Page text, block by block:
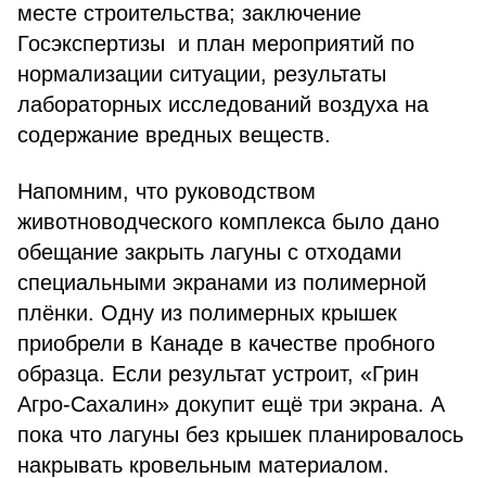
месте строительства; заключение
Госэкспертизы и план мероприятий по
нормализации ситуации, результаты
лабораторных исследований воздуха на
содержание вредных веществ.
Напомним, что руководством
животноводческого комплекса было дано
обещание закрыть лагуны с отходами
специальными экранами из полимерной
плёнки. Одну из полимерных крышек
приобрели в Канаде в качестве пробного
образца. Если результат устроит, «Грин
Агро-Сахалин» докупит ещё три экрана. А
пока что лагуны без крышек планировалось
накрывать кровельным материалом.